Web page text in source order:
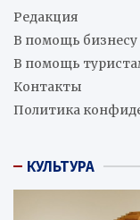
Редакция
В помощь бизнесу
В помощь
Контакты
Политика
КУЛЬТУРА